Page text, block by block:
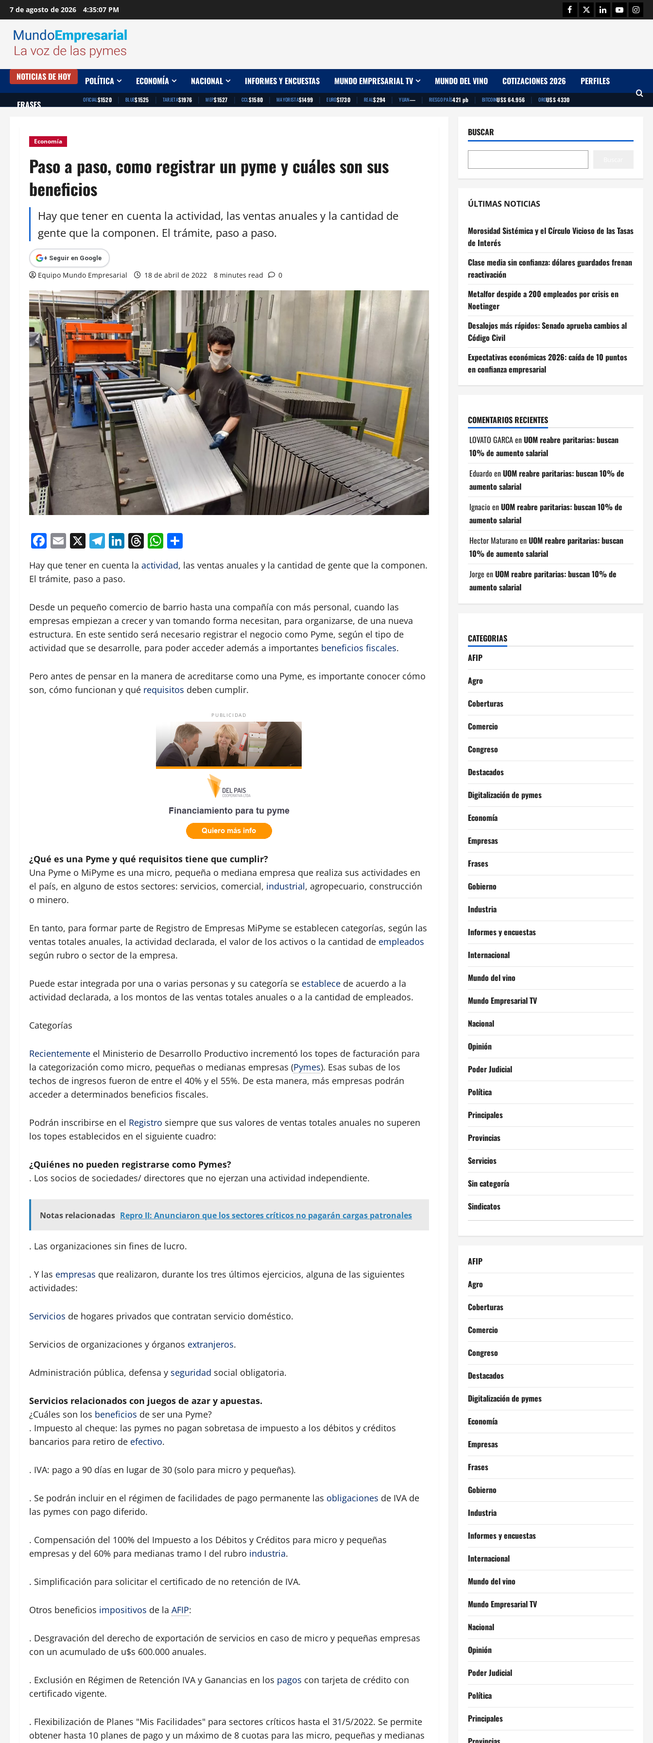
Saltar
al
contenido
7 de agosto de 2026 4:35:08 PM Facebook
TwitterLinkedinYoutube
NOTICIAS DE HOY POLÍTICA ECONOMÍA NACIONAL INFORMES Y ENCUESTAS MUNDO EMPRESARIAL TV MUNDO DEL VINO COTIZACIONES 2026 PERFILES
FRASES OFICIAL$1520 | BLUE$1525 | TARJETA$1976 | MEP$1527 | CCL$1580 | MAYORISTA$1499 | EURO$1730 | REAL$294 | YUAN— | RIESGO PAÍS421 pb | BITCOINU$S 64.956 | OROU$S 4330
Economía
Paso a paso, como registrar un pyme y cuáles son sus
beneficios
Hay que tener en cuenta la actividad, las ventas anuales y la cantidad de
gente que la componen. El trámite, paso a paso.
+ Seguir en Google
Equipo Mundo Empresarial 18 de abril de 2022 8 minutes read 0
Facebook
Email
X Telegram
LinkedIn
Threads
WhatsApp
Hay que tener en cuenta la actividad, las ventas anuales y la cantidad de gente que la componen.
El trámite, paso a paso.
Desde un pequeño comercio de barrio hasta una compañía con más personal, cuando las
empresas empiezan a crecer y van tomando forma necesitan, para organizarse, de una nueva
estructura. En este sentido será necesario registrar el negocio como Pyme, según el tipo de
actividad que se desarrolle, para poder acceder además a importantes beneficios fiscales.
Pero antes de pensar en la manera de acreditarse como una Pyme, es importante conocer cómo
son, cómo funcionan y qué requisitos deben cumplir.
PUBLICIDAD
¿Qué es una Pyme y qué requisitos tiene que cumplir?
Una Pyme o MiPyme es una micro, pequeña o mediana empresa que realiza sus actividades en
el país, en alguno de estos sectores: servicios, comercial, industrial, agropecuario, construcción
o minero.
En tanto, para formar parte de Registro de Empresas MiPyme se establecen categorías, según las
ventas totales anuales, la actividad declarada, el valor de los activos o la cantidad de empleados
según rubro o sector de la empresa.
Puede estar integrada por una o varias personas y su categoría se establece de acuerdo a la
actividad declarada, a los montos de las ventas totales anuales o a la cantidad de empleados.
Categorías
Recientemente el Ministerio de Desarrollo Productivo incrementó los topes de facturación para
la categorización como micro, pequeñas o medianas empresas (Pymes). Esas subas de los
techos de ingresos fueron de entre el 40% y el 55%. De esta manera, más empresas podrán
acceder a determinados beneficios fiscales.
Podrán inscribirse en el Registro siempre que sus valores de ventas totales anuales no superen
los topes establecidos en el siguiente cuadro:
¿Quiénes no pueden registrarse como Pymes?
. Los socios de sociedades/ directores que no ejerzan una actividad independiente.
Notas relacionadas Repro II: Anunciaron que los sectores críticos no pagarán cargas patronales
. Las organizaciones sin fines de lucro.
. Y las empresas que realizaron, durante los tres últimos ejercicios, alguna de las siguientes
actividades:
Servicios de hogares privados que contratan servicio doméstico.
Servicios de organizaciones y órganos extranjeros.
Administración pública, defensa y seguridad social obligatoria.
Servicios relacionados con juegos de azar y apuestas.
¿Cuáles son los beneficios de ser una Pyme?
. Impuesto al cheque: las pymes no pagan sobretasa de impuesto a los débitos y créditos
bancarios para retiro de efectivo.
. IVA: pago a 90 días en lugar de 30 (solo para micro y pequeñas).
. Se podrán incluir en el régimen de facilidades de pago permanente las obligaciones de IVA de
las pymes con pago diferido.
. Compensación del 100% del Impuesto a los Débitos y Créditos para micro y pequeñas
empresas y del 60% para medianas tramo I del rubro industria.
. Simplificación para solicitar el certificado de no retención de IVA.
Otros beneficios impositivos de la AFIP:
. Desgravación del derecho de exportación de servicios en caso de micro y pequeñas empresas
con un acumulado de u$s 600.000 anuales.
. Exclusión en Régimen de Retención IVA y Ganancias en los pagos con tarjeta de crédito con
certificado vigente.
. Flexibilización de Planes "Mis Facilidades" para sectores críticos hasta el 31/5/2022. Se permite
obtener hasta 10 planes de pago y un máximo de 8 cuotas para las micro, pequeñas y medianas
BUSCAR
ÚLTIMAS NOTICIAS
Morosidad Sistémica y el Círculo Vicioso de las Tasas
de Interés
Clase media sin confianza: dólares guardados frenan
reactivación
Metalfor despide a 200 empleados por crisis en
Noetinger
Desalojos más rápidos: Senado aprueba cambios al
Código Civil
Expectativas económicas 2026: caída de 10 puntos
en confianza empresarial
COMENTARIOS RECIENTES
LOVATO GARCAenUOM reabre paritarias: buscan
10% de aumento salarial
Eduardo enUOM reabre paritarias: buscan 10% de
aumento salarial
Ignacio enUOM reabre paritarias: buscan 10% de
aumento salarial
Hector Maturano enUOM reabre paritarias: buscan
10% de aumento salarial
Jorge enUOM reabre paritarias: buscan 10% de
aumento salarial
CATEGORIAS
AFIP
Agro
Coberturas
Comercio
Congreso
Destacados
Digitalización de pymes
Economía
Empresas
Frases
Gobierno
Industria
Informes y encuestas
Internacional
Mundo del vino
Mundo Empresarial TV
Nacional
Opinión
Poder Judicial
Política
Principales
Provincias
Servicios
Sin categoría
Sindicatos
AFIP
Agro
Coberturas
Comercio
Congreso
Destacados
Digitalización de pymes
Economía
Empresas
Frases
Gobierno
Industria
Informes y encuestas
Internacional
Mundo del vino
Mundo Empresarial TV
Nacional
Opinión
Poder Judicial
Política
Principales